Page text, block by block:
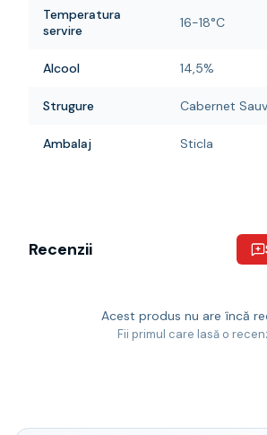
Temperatura
servire
16-18°C
Alcool 14,5%
Strugure Cabernet
Ambalaj Sticla
Recenzii
Acest produs nu are încă
Fii primul care lasă o